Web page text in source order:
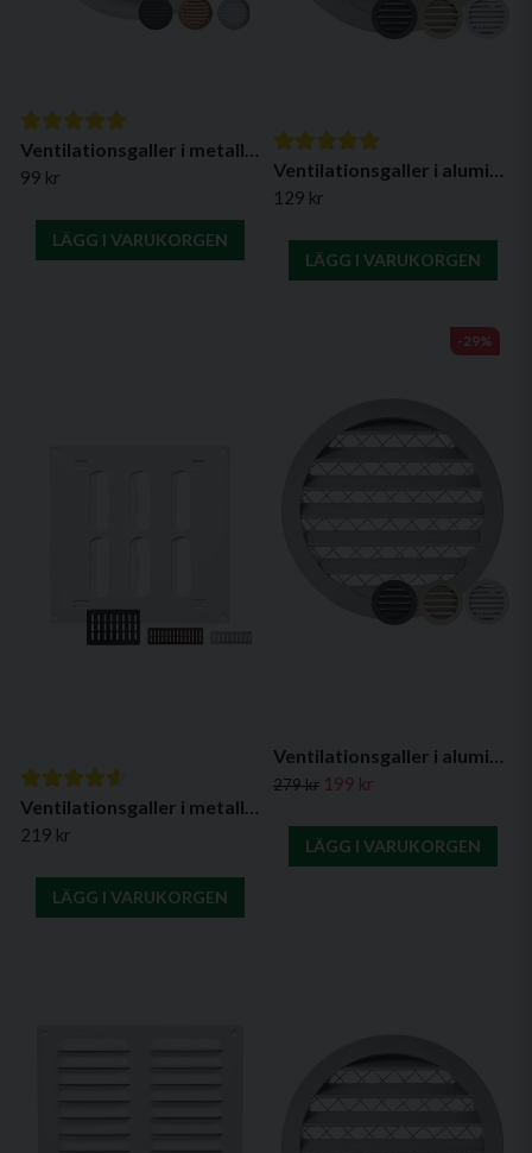
Ventilationsgaller i metall, runt - Finns i flera varianter
99 kr
LÄGG I VARUKORGEN
Ventilationsgaller i aluminium, Ø 125 mm (olika färger)
129 kr
LÄGG I VARUKORGEN
219 kr
LÄGG I VARUKORGEN
Ventilationsgaller i aluminium, Ø 200 mm (olika färger)
279 kr 199 kr
LÄGG I VARUKORGEN
-29%